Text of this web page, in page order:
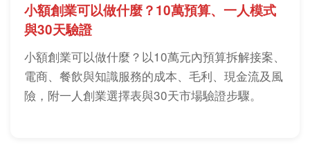
小額創業可以做什麼？10萬預算、一人模式
與30天驗證
小額創業可以做什麼？以10萬元內預算拆解接案、
電商、餐飲與知識服務的成本、毛利、現金流及風
險，附一人創業選擇表與30天市場驗證步驟。